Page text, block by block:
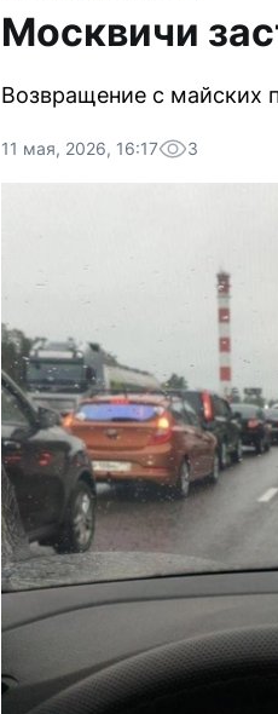
Москвичи
Возвращение с майских
11 мая, 2026, 16:17 3